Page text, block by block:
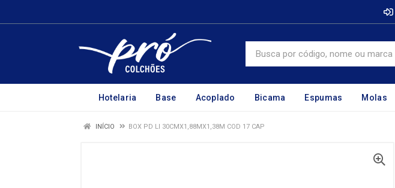
Hotelaria Base Acoplado Bicama Espumas Molas
INÍCIO BOX PD LI 30CMX1,88MX1,38M COD 17 CAP